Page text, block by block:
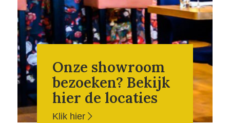
Onze showroom
bezoeken? Bekijk
hier de locaties
Klik hier